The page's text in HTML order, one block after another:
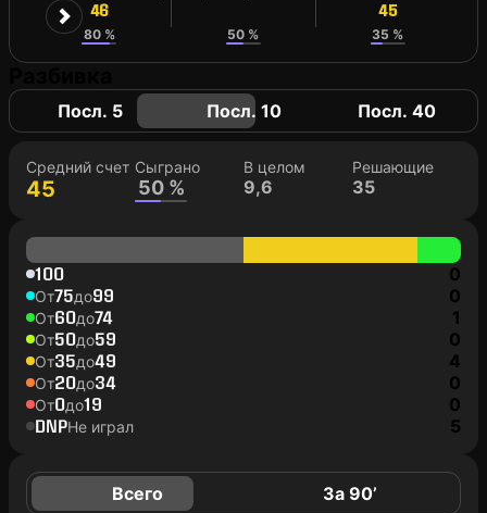
46
80 % 50 %
45
35 %
Посл. 5 Посл. 10 Посл. 40
Средний счет
45
Сыграно
50 %
В целом
9,6
Решающие
35
100 0
От75до99 0
От60до74 1
От50до59 0
От35до49 4
От20до34 0
От0до19 0
DNPНе играл 5
Всего За 90’